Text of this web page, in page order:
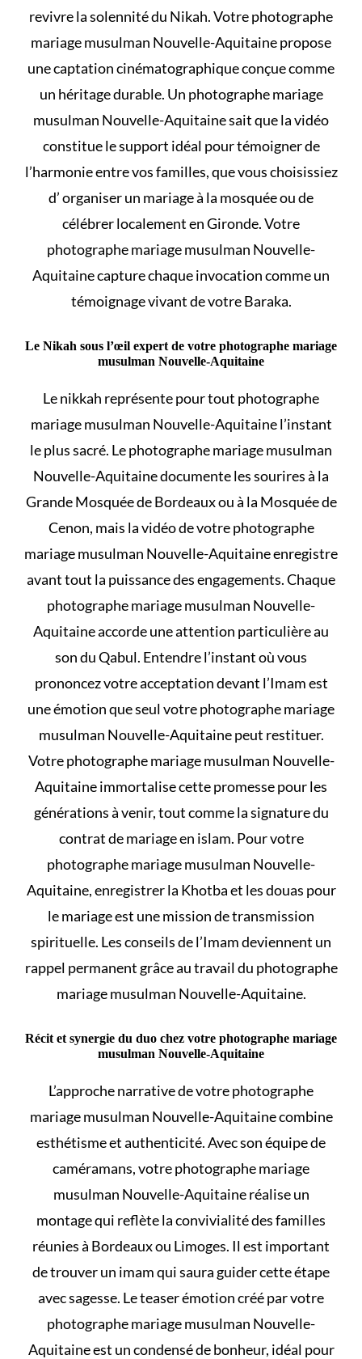
revivre la solennité du Nikah. Votre photographe
mariage musulman Nouvelle-Aquitaine propose
une captation cinématographique conçue comme
un héritage durable. Un photographe mariage
musulman Nouvelle-Aquitaine sait que la vidéo
constitue le support idéal pour témoigner de
l’harmonie entre vos familles, que vous choisissiez
d’organiser un mariage à la mosquéeou de
célébrer localement en Gironde. Votre
photographe mariage musulman Nouvelle-
Aquitaine capture chaque invocation comme un
témoignage vivant de votre Baraka.
Le Nikah sous l’œil expert de votre photographe mariage
musulman Nouvelle-Aquitaine
Lenikkah représente pour tout photographe
mariage musulman Nouvelle-Aquitaine l’instant
le plus sacré. Le photographe mariage musulman
Nouvelle-Aquitaine documente les sourires à la
Grande Mosquée de Bordeaux ou à la Mosquée de
Cenon, mais la vidéo de votre photographe
mariage musulman Nouvelle-Aquitaine enregistre
avant tout la puissance des engagements. Chaque
photographe mariage musulman Nouvelle-
Aquitaine accorde une attention particulière au
son du Qabul. Entendre l’instant où vous
prononcez votre acceptation devant l’Imam est
une émotion que seul votre photographe mariage
musulman Nouvelle-Aquitaine peut restituer.
Votre photographe mariage musulman Nouvelle-
Aquitaine immortalise cette promesse pour les
générations à venir, tout comme la signature du
contrat de mariage en islam. Pour votre
photographe mariage musulman Nouvelle-
Aquitaine, enregistrer la Khotba et lesdouas pour
le mariageest une mission de transmission
spirituelle. Les conseils de l’Imam deviennent un
rappel permanent grâce au travail du photographe
mariage musulman Nouvelle-Aquitaine.
Récit et synergie du duo chez votre photographe mariage
musulman Nouvelle-Aquitaine
L’approche narrative de votre photographe
mariage musulman Nouvelle-Aquitaine combine
esthétisme et authenticité. Avec son équipe de
caméramans, votre photographe mariage
musulman Nouvelle-Aquitaine réalise un
montage qui reflète la convivialité des familles
réunies à Bordeaux ou Limoges. Il est important
detrouver un imamqui saura guider cette étape
avec sagesse. Le teaser émotion créé par votre
photographe mariage musulman Nouvelle-
Aquitaine est un condensé de bonheur, idéal pour